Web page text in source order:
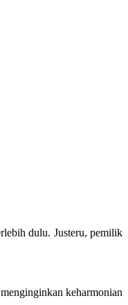
dulu. Justeru, pemilik
keharmonian